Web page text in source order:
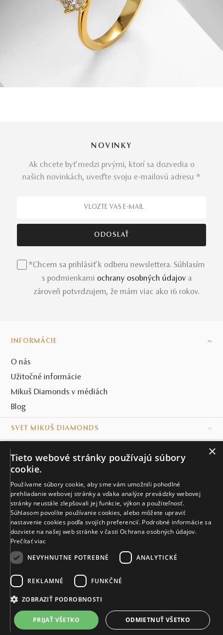
1 440 €
Do 7 dní
DO KOŠÍKA
NOVINKY
Ak chcete byť medzi prvými, ktorí sa dozvedia o
našich novinkách, uveďte svoju e-mailovú adresu *
*Chcem sa prihlásiť k odberu newslettera. Súhlasím
s podmienkami ochrany osobných údajov a
zároveň potvrdzujem, že mám viac ako 16 rokov.
INFORMÁCIE
O nás
Užitočné informácie
Mikuš Diamonds v médiách
Blog
SVET MIKUŠ DIAMONDS
KONTAKT
Naše klenotníctva
Sídlo spoločnosti
© MIKUŠ DIAMONDS, A.S. 2026. VŠETKY PRÁVA VYHRADENÉ.
×
Tieto webové stránky používajú súbory
cookie.
Používame súbory cookie, aby sme vám umožnili pohodlné
prehliadanie webovej stránky a vďaka analýze prevádzky webovej
stránky neustále zlepšovali jej funkcie, výkon a použiteľnosť.
Súhlasom povolíte používanie cookies, alebo môžete upraviť
nastavenie cookies podľa svojích preferencií. Podrobné informácie sa
dozviete na našej web stránke v časti Ochrana osobných údajov.
Prečítať viac
NEVYHNUTNE POTREBNÉ
ANALYTICKÉ
REKLAMNÉ FUNKČNÉ
ZOBRAZIŤ PODROBNOSTI
PRIJAŤ VŠETKO ODMIETNUŤ VŠETKO